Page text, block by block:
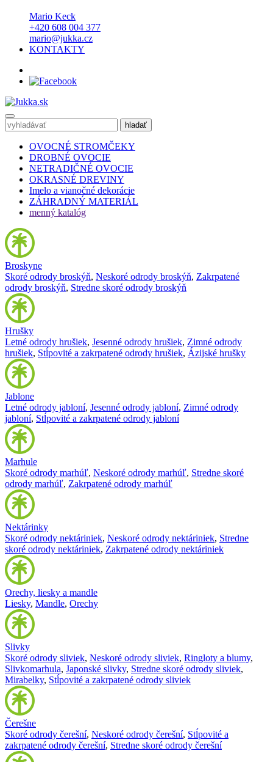
Mario Keck
+420 608 004 377
mario@jukka.cz
KONTAKTY
OVOCNÉ STROMČEKY
DROBNÉ OVOCIE
NETRADIČNÉ OVOCIE
OKRASNÉ DREVINY
Imelo a vianočné dekorácie
ZÁHRADNÝ MATERIÁL
menný katalóg
Broskyne
Skoré odrody broskýň, Neskoré odrody broskýň, Zakrpatené
odrody broskýň, Stredne skoré odrody broskýň
Hrušky
Letné odrody hrušiek, Jesenné odrody hrušiek, Zimné odrody
hrušiek, Stĺpovité a zakrpatené odrody hrušiek, Ázijské hrušky
Jablone
Letné odrody jabloní, Jesenné odrody jabloní, Zimné odrody
jabloní, Stĺpovité a zakrpatené odrody jabloní
Marhule
Skoré odrody marhúľ, Neskoré odrody marhúľ, Stredne skoré
odrody marhúľ, Zakrpatené odrody marhúľ
Nektárinky
Skoré odrody nektáriniek, Neskoré odrody nektáriniek, Stredne
skoré odrody nektáriniek, Zakrpatené odrody nektáriniek
Orechy, liesky a mandle
Liesky, Mandle, Orechy
Slivky
Skoré odrody sliviek, Neskoré odrody sliviek, Ringloty a blumy,
Slivkomarhula, Japonské slivky, Stredne skoré odrody sliviek,
Mirabelky, Stĺpovité a zakrpatené odrody sliviek
Čerešne
Skoré odrody čerešní, Neskoré odrody čerešní, Stĺpovité a
zakrpatené odrody čerešní, Stredne skoré odrody čerešní